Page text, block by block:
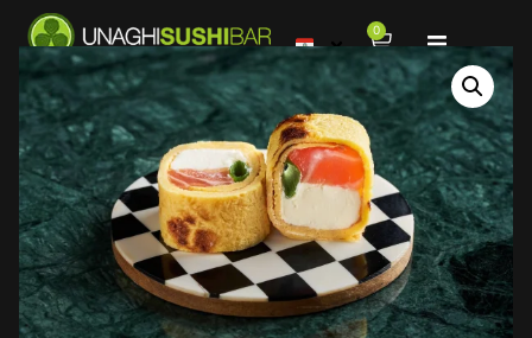
0
Menú
Sucursales
Contacto